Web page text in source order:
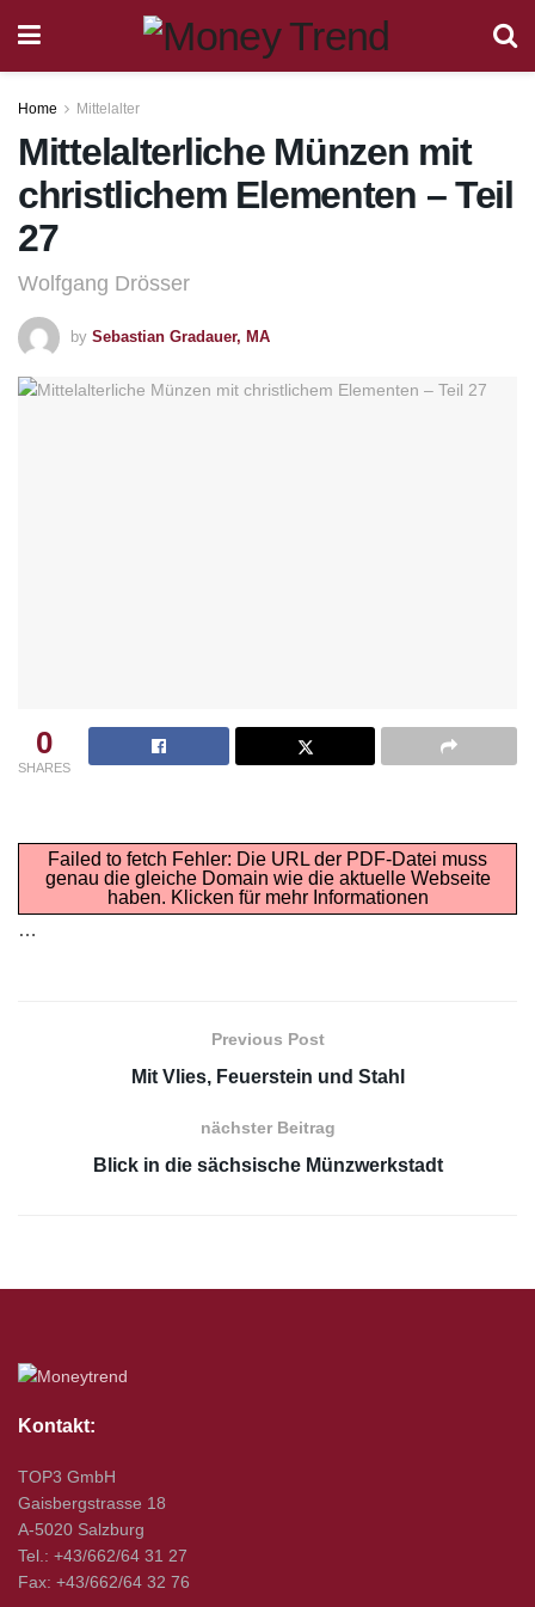
Home Mittelalter
Mittelalterliche Münzen mit
christlichem Elementen – Teil
27
Wolfgang Drösser
by Sebastian Gradauer, MA
0
SHARES
Failed to fetch Fehler: Die URL der PDF-Datei muss
genau die gleiche Domain wie die aktuelle Webseite
haben. Klicken für mehr Informationen
…
Previous Post
Mit Vlies, Feuerstein und Stahl
nächster Beitrag
Blick in die sächsische Münzwerkstadt
Kontakt:
TOP3 GmbH
Gaisbergstrasse 18
A-5020 Salzburg
Tel.: +43/662/64 31 27
Fax: +43/662/64 32 76